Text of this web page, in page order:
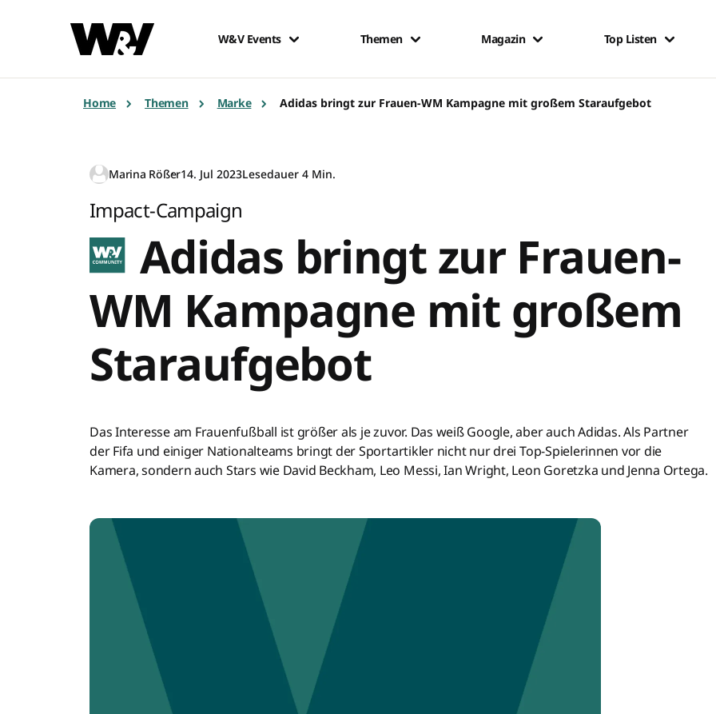
W&V Events Themen Magazin Top Listen
Home Themen Marke Adidas bringt zur Frauen-WM Kampagne mit großem Staraufgebot
Marina Rößer14. Jul 2023Lesedauer 4 Min.
Impact-Campaign
Adidas bringt zur Frauen-
WM Kampagne mit großem
Staraufgebot
Das Interesse am Frauenfußball ist größer als je zuvor. Das weiß Google, aber auch Adidas. Als Partner
der Fifa und einiger Nationalteams bringt der Sportartikler nicht nur drei Top-Spielerinnen vor die
Kamera, sondern auch Stars wie David Beckham, Leo Messi, Ian Wright, Leon Goretzka und Jenna Ortega.